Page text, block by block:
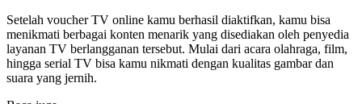
Setelah voucher TV online kamu berhasil diaktifkan, kamu bisa
menikmati berbagai konten menarik yang disediakan oleh penyedia
layanan TV berlangganan tersebut. Mulai dari acara olahraga, film,
hingga serial TV bisa kamu nikmati dengan kualitas gambar dan
suara yang jernih.